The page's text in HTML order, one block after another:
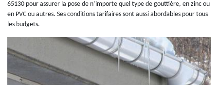
65130 pour assurer la pose de n’importe quel type de gouttière, en zinc ou
en PVC ou autres. Ses conditions tarifaires sont aussi abordables pour tous
les budgets.